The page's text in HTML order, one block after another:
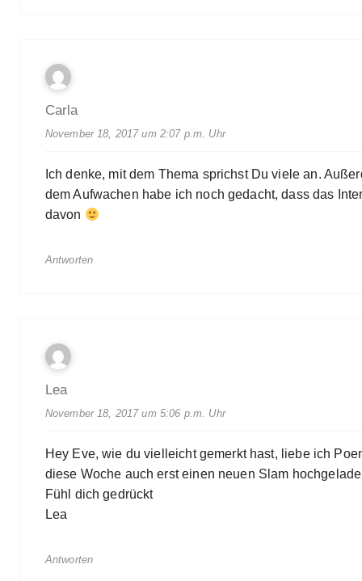
Carla
November 18, 2017 um 2:07 p.m. Uhr
Ich denke, mit dem Thema sprichst Du viele an.
dem Aufwachen habe ich noch gedacht, dass das
davon
Antworten
Lea
November 18, 2017 um 5:06 p.m. Uhr
Hey Eve, wie du vielleicht gemerkt hast, liebe ich
diese Woche auch erst einen neuen Slam
Fühl dich gedrückt
Lea
Antworten